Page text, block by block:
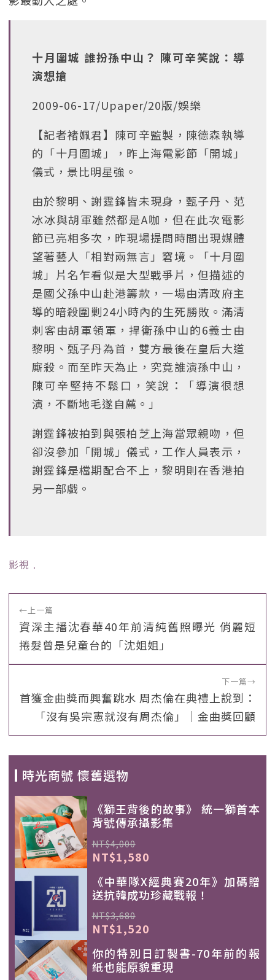
十月圍城 誰扮孫中山？ 陳可辛笑說：導
演想搶
2009-06-17/Upaper/20版/娛樂
【記者褚姵君】陳可辛監製，陳德森執導
的「十月圍城」，昨上海電影節「開城」
儀式，景比明星強。
由於黎明、謝霆鋒皆未現身，甄子丹、范
冰冰與胡軍雖然都是A咖，但在此次電影
節已亮相多次，昨現場提問時間出現媒體
望著藝人「相對兩無言」窘境。「十月圍
城」片名乍看似是大型戰爭片，但描述的
是國父孫中山赴港籌款，一場由清政府主
導的暗殺圍剿24小時內的生死勝敗。滿清
刺客由胡軍領軍，捍衛孫中山的6義士由
黎明、甄子丹為首，雙方最後在皇后大道
廝殺。而至昨天為止，究竟誰演孫中山，
陳可辛堅持不鬆口，笑說：「導演很想
演，不斷地毛遂自薦。」
謝霆鋒被拍到與張柏芝上海當眾親吻，但
卻沒參加「開城」儀式，工作人員表示，
謝霆鋒是檔期配合不上，黎明則在香港拍
另一部戲。
影視 ﹒
←上一篇
資深主播沈春華40年前清純舊照曝光 俏麗短
捲髮曾是兒童台的「沈姐姐」
下一篇→
首獲金曲獎而興奮跳水 周杰倫在典禮上說到：
「沒有吳宗憲就沒有周杰倫」｜金曲獎回顧
時光商號 懷舊選物
《獅王背後的故事》 統一獅首本
背號傳承攝影集
NT$4,000
NT$1,580
《中華隊X經典賽20年》加碼贈
送抗韓成功珍藏戰報！
NT$3,680
NT$1,520
你的特別日訂製書-70年前的報
紙也能原貌重現